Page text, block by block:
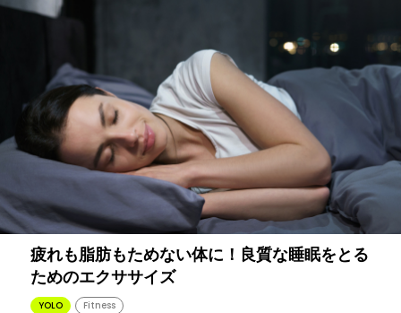
疲れも脂肪もためない体に！良質な睡眠をとる
ためのエクササイズ
YOLO Fitness